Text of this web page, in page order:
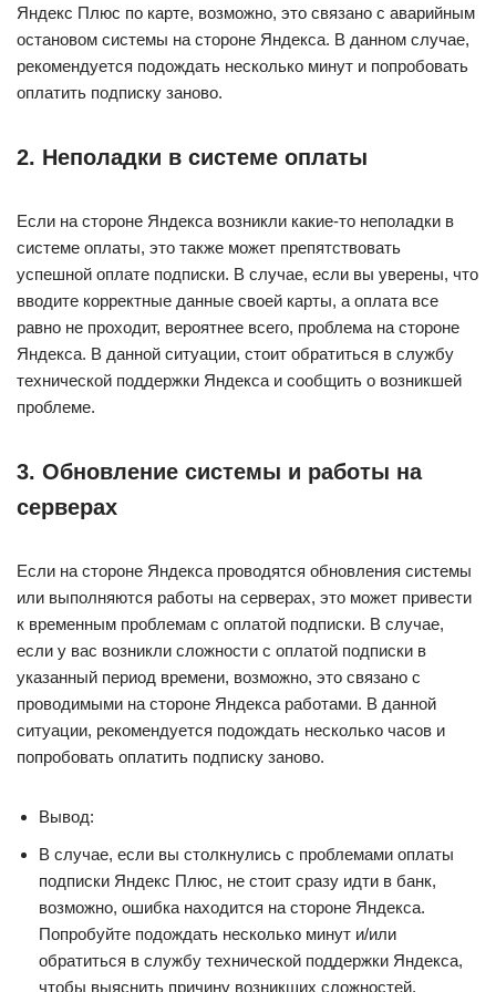
Яндекс Плюс по карте, возможно, это связано с аварийным
остановом системы на стороне Яндекса. В данном случае,
рекомендуется подождать несколько минут и попробовать
оплатить подписку заново.
2. Неполадки в системе оплаты
Если на стороне Яндекса возникли какие-то неполадки в
системе оплаты, это также может препятствовать
успешной оплате подписки. В случае, если вы уверены, что
вводите корректные данные своей карты, а оплата все
равно не проходит, вероятнее всего, проблема на стороне
Яндекса. В данной ситуации, стоит обратиться в службу
технической поддержки Яндекса и сообщить о возникшей
проблеме.
3. Обновление системы и работы на
серверах
Если на стороне Яндекса проводятся обновления системы
или выполняются работы на серверах, это может привести
к временным проблемам с оплатой подписки. В случае,
если у вас возникли сложности с оплатой подписки в
указанный период времени, возможно, это связано с
проводимыми на стороне Яндекса работами. В данной
ситуации, рекомендуется подождать несколько часов и
попробовать оплатить подписку заново.
Вывод:
В случае, если вы столкнулись с проблемами оплаты
подписки Яндекс Плюс, не стоит сразу идти в банк,
возможно, ошибка находится на стороне Яндекса.
Попробуйте подождать несколько минут и/или
обратиться в службу технической поддержки Яндекса,
чтобы выяснить причину возникших сложностей.